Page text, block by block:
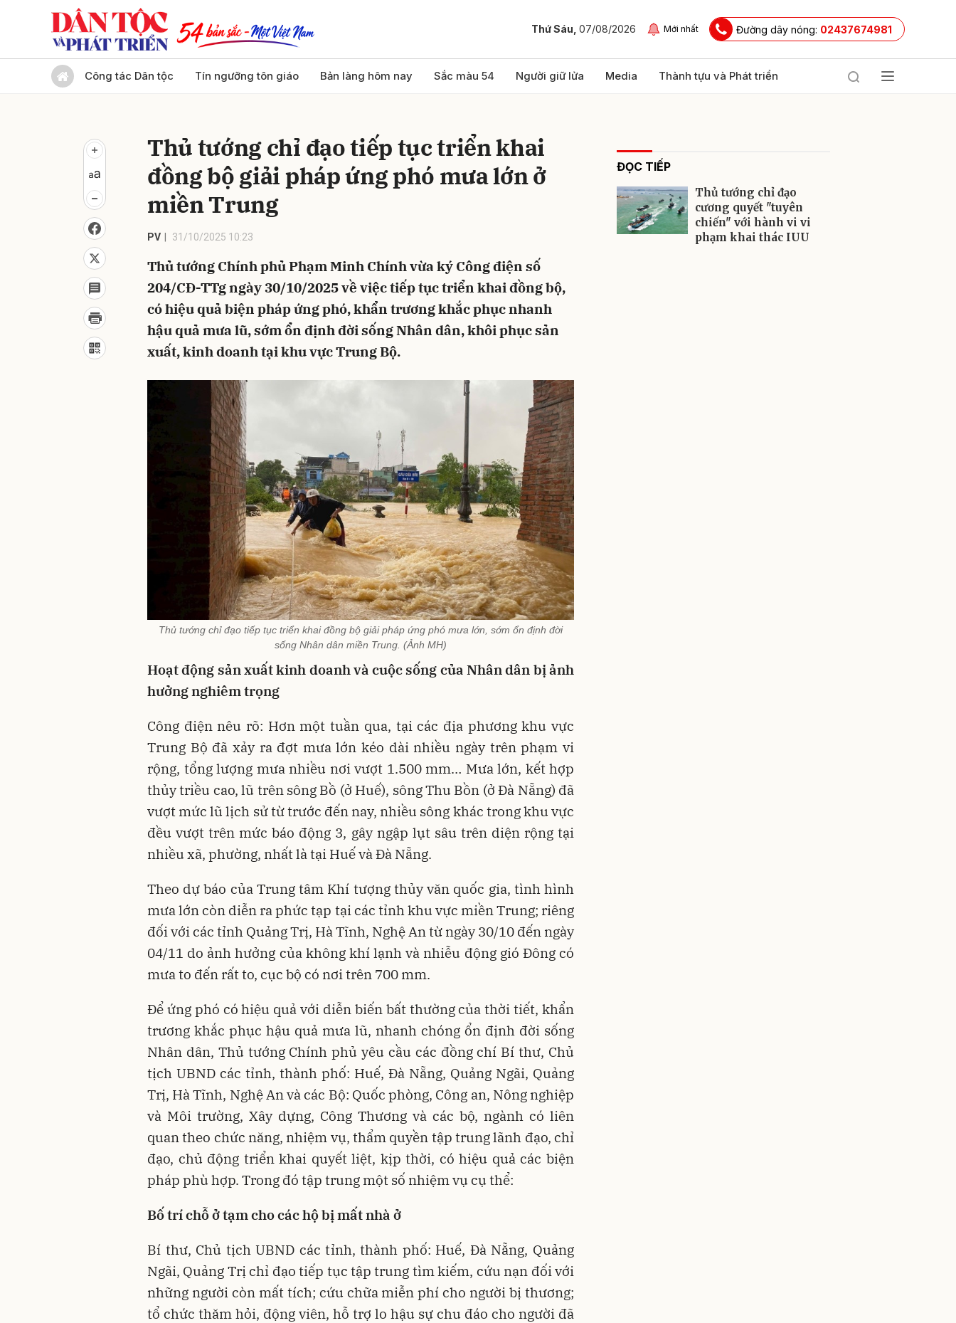
Thứ Sáu, 07/08/2026 Mới nhất Đường dây nóng: 02437674981
Công tác Dân tộc Tín ngưỡng tôn giáo Bản làng hôm nay Sắc màu 54 Người giữ lửa Media Thành tựu và Phát triển
Thủ tướng chỉ đạo tiếp tục triển khai
đồng bộ giải pháp ứng phó mưa lớn ở
miền Trung
PV 31/10/2025 10:23
Thủ tướng Chính phủ Phạm Minh Chính vừa ký Công điện số
204/CĐ-TTg ngày 30/10/2025 về việc tiếp tục triển khai đồng bộ,
có hiệu quả biện pháp ứng phó, khẩn trương khắc phục nhanh
hậu quả mưa lũ, sớm ổn định đời sống Nhân dân, khôi phục sản
xuất, kinh doanh tại khu vực Trung Bộ.
Thủ tướng chỉ đạo tiếp tục triển khai đồng bộ giải pháp ứng phó mưa lớn, sớm ổn định đời
sống Nhân dân miền Trung. (Ảnh MH)
Hoạt động sản xuất kinh doanh và cuộc sống của Nhân dân bị ảnh
hưởng nghiêm trọng
Công điện nêu rõ: Hơn một tuần qua, tại các địa phương khu vực
Trung Bộ đã xảy ra đợt mưa lớn kéo dài nhiều ngày trên phạm vi
rộng, tổng lượng mưa nhiều nơi vượt 1.500 mm… Mưa lớn, kết hợp
thủy triều cao, lũ trên sông Bồ (ở Huế), sông Thu Bồn (ở Đà Nẵng) đã
vượt mức lũ lịch sử từ trước đến nay, nhiều sông khác trong khu vực
đều vượt trên mức báo động 3, gây ngập lụt sâu trên diện rộng tại
nhiều xã, phường, nhất là tại Huế và Đà Nẵng.
Theo dự báo của Trung tâm Khí tượng thủy văn quốc gia, tình hình
mưa lớn còn diễn ra phức tạp tại các tỉnh khu vực miền Trung; riêng
đối với các tỉnh Quảng Trị, Hà Tĩnh, Nghệ An từ ngày 30/10 đến ngày
04/11 do ảnh hưởng của không khí lạnh và nhiễu động gió Đông có
mưa to đến rất to, cục bộ có nơi trên 700 mm.
Để ứng phó có hiệu quả với diễn biến bất thường của thời tiết, khẩn
trương khắc phục hậu quả mưa lũ, nhanh chóng ổn định đời sống
Nhân dân, Thủ tướng Chính phủ yêu cầu các đồng chí Bí thư, Chủ
tịch UBND các tỉnh, thành phố: Huế, Đà Nẵng, Quảng Ngãi, Quảng
Trị, Hà Tĩnh, Nghệ An và các Bộ: Quốc phòng, Công an, Nông nghiệp
và Môi trường, Xây dựng, Công Thương và các bộ, ngành có liên
quan theo chức năng, nhiệm vụ, thẩm quyền tập trung lãnh đạo, chỉ
đạo, chủ động triển khai quyết liệt, kịp thời, có hiệu quả các biện
pháp phù hợp. Trong đó tập trung một số nhiệm vụ cụ thể:
Bố trí chỗ ở tạm cho các hộ bị mất nhà ở
Bí thư, Chủ tịch UBND các tỉnh, thành phố: Huế, Đà Nẵng, Quảng
Ngãi, Quảng Trị chỉ đạo tiếp tục tập trung tìm kiếm, cứu nạn đối với
những người còn mất tích; cứu chữa miễn phí cho người bị thương;
tổ chức thăm hỏi, động viên, hỗ trợ lo hậu sự chu đáo cho người đã
ĐỌC TIẾP
Thủ tướng chỉ đạo
cương quyết "tuyên
chiến" với hành vi vi
phạm khai thác IUU
Gửi bình luận
Gửi